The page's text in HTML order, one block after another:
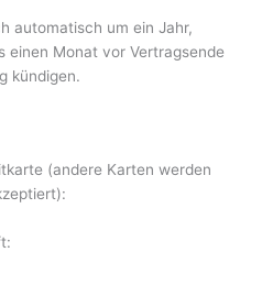
automatisch um ein Jahr,
einen Monat vor Vertragsende
kündigen.
(andere Karten werden